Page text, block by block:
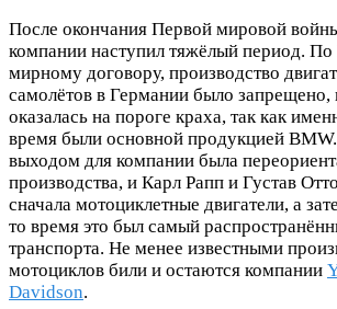
После окончания Первой мировой
компании наступил тяжёлый период.
мирному договору, производство
самолётов в Германии было запрещено,
оказалась на пороге краха, так как
время были основной продукцией
выходом для компании была
производства, и Карл Рапп и Густав
сначала мотоциклетные двигатели, а
то время это был самый
транспорта. Не менее известными
мотоциклов били и остаются компании
Davidson.